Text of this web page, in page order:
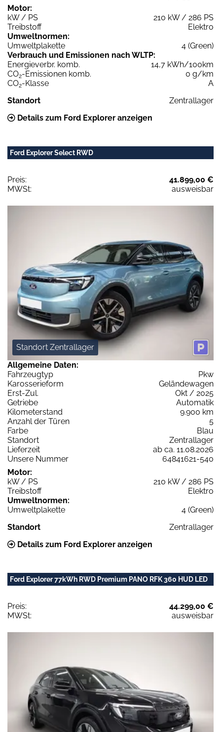
Motor:
kW / PS
210 kW / 286 PS
Treibstoff
Elektro
Umweltnormen:
Umweltplakette
4 (Green)
Verbrauch und Emissionen nach WLTP:
Energieverbr. komb.
14,7 kWh/100km
CO2-Emissionen komb.
0 g/km
CO2-Klasse
A
Standort
Zentrallager
Details zum Ford Explorer anzeigen
Ford Explorer Select RWD
Preis:
41.899,00 €
MWSt:
ausweisbar
Standort Zentrallager
Allgemeine Daten:
Fahrzeugtyp
Pkw
Karosserieform
Geländewagen
Erst-Zul.
Okt / 2025
Getriebe
Automatik
Kilometerstand
9.900 km
Anzahl der Türen
5
Farbe
Blau
Standort
Zentrallager
Lieferzeit
ab ca. 11.08.2026
Unsere Nummer
64841621-540
Motor:
kW / PS
210 kW / 286 PS
Treibstoff
Elektro
Umweltnormen:
Umweltplakette
4 (Green)
Standort
Zentrallager
Details zum Ford Explorer anzeigen
Ford Explorer 77kWh RWD Premium PANO RFK 360 HUD LED
Preis:
44.299,00 €
MWSt:
ausweisbar